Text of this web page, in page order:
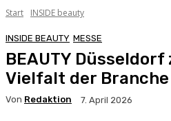
Start INSIDE beauty
INSIDE BEAUTY MESSE
BEAUTY
Vielfalt der Branche
Von Redaktion 7. April 2026